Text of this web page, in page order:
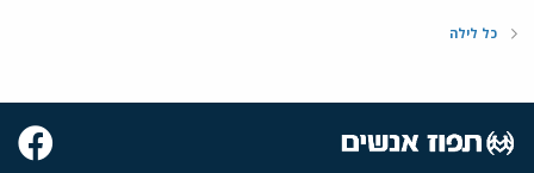
כל לילה